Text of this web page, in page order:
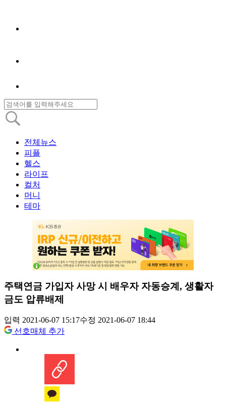
전체뉴스
피플
헬스
라이프
컬처
머니
테마
주택연금 가입자 사망 시 배우자 자동승계, 생활자
금도 압류배제
입력 2021-06-07 15:17수정 2021-06-07 18:44
선호매체 추가